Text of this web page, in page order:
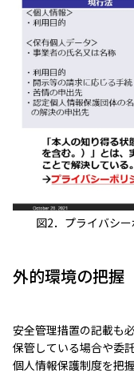
図2．プライバシ
外的環境の把握
安全管理措置の記載も
保管している場合や委
個人情報保護制度を把